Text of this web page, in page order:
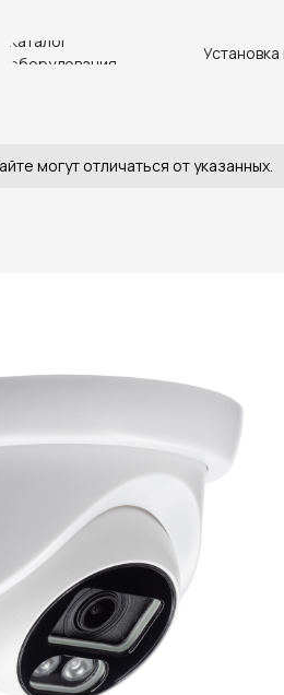
Каталог
оборудования
могут отличаться от указанных.